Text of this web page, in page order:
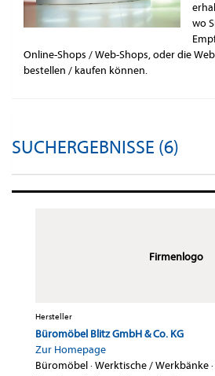
wo
Online-Shops / Web-Shops, oder die
bestellen / kaufen können.
SUCHERGEBNISSE (6)
Firmenlogo
Hersteller
Büromöbel Blitz GmbH & Co. KG
Zur Homepage
Büromöbel·Werktische / Werkbänke·